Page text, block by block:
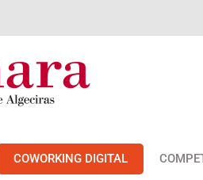
COWORKING DIGITAL